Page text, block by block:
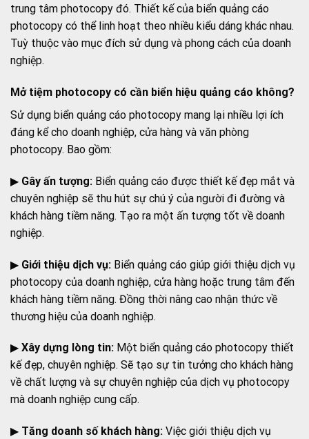
trung tâm photocopy đó. Thiết kế của biển quảng cáo
photocopy có thể linh hoạt theo nhiều kiểu dáng khác nhau.
Tuỳ thuộc vào mục đích sử dụng và phong cách của doanh
nghiệp.
Mở tiệm photocopy có cần biển hiệu quảng cáo không?
Sử dụng biển quảng cáo photocopy mang lại nhiều lợi ích
đáng kể cho doanh nghiệp, cửa hàng và văn phòng
photocopy. Bao gồm:
▶ Gây ấn tượng: Biển quảng cáo được thiết kế đẹp mắt và
chuyên nghiệp sẽ thu hút sự chú ý của người đi đường và
khách hàng tiềm năng. Tạo ra một ấn tượng tốt về doanh
nghiệp.
▶ Giới thiệu dịch vụ: Biển quảng cáo giúp giới thiệu dịch vụ
photocopy của doanh nghiệp, cửa hàng hoặc trung tâm đến
khách hàng tiềm năng. Đồng thời nâng cao nhận thức về
thương hiệu của doanh nghiệp.
▶ Xây dựng lòng tin: Một biển quảng cáo photocopy thiết
kế đẹp, chuyên nghiệp. Sẽ tạo sự tin tưởng cho khách hàng
về chất lượng và sự chuyên nghiệp của dịch vụ photocopy
mà doanh nghiệp cung cấp.
▶ Tăng doanh số khách hàng: Việc giới thiệu dịch vụ